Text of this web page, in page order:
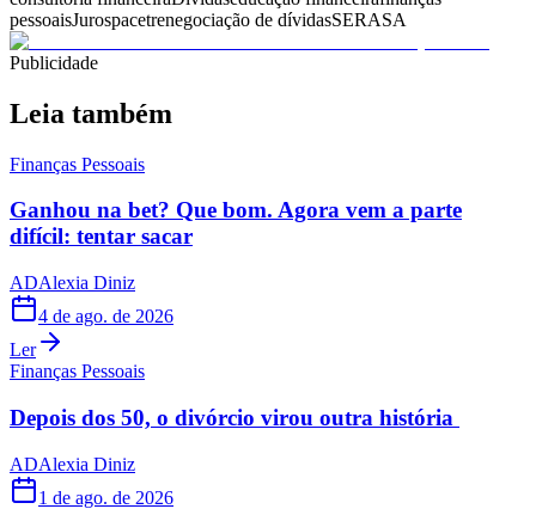
pessoaisJurospacetrenegociação de dívidasSERASA
Publicidade
Leia também
Finanças Pessoais
Ganhou na bet? Que bom. Agora vem a parte
difícil: tentar sacar
ADAlexia Diniz
4 de ago. de 2026
Ler
Finanças Pessoais
Depois dos 50, o divórcio virou outra história
ADAlexia Diniz
1 de ago. de 2026